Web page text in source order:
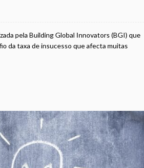
pela Building Global Innovators (BGI) que
da taxa de insucesso que afecta muitas